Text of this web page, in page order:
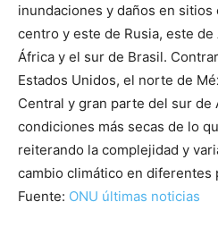
inundaciones y daños en sitios
centro y este de Rusia, este
África y el sur de Brasil.
Estados Unidos, el norte de
Central y gran parte del sur de
condiciones más secas de lo
reiterando la complejidad y
cambio climático en diferentes
Fuente: ONU últimas noticias